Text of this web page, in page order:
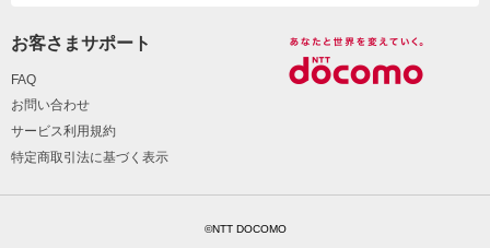
お客さまサポート
FAQ
お問い合わせ
サービス利用規約
特定商取引法に基づく表示
©NTT DOCOMO